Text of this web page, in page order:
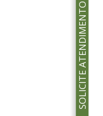
SOLICITE ATENDIMENTO